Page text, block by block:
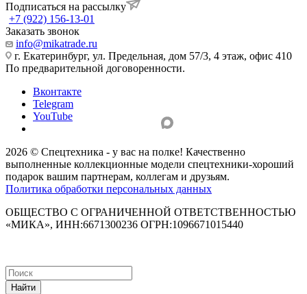
Подписаться на рассылку
+7 (922) 156-13-01
Заказать звонок
info@mikatrade.ru
г. Екатеринбург, ул. Предельная, дом 57/3, 4 этаж, офис 410
По предварительной договоренности.
Вконтакте
Telegram
YouTube
2026 © Спецтехника - у вас на полке! Качественно
выполненные коллекционные модели спецтехники-хороший
подарок вашим партнерам, коллегам и друзьям.
Политика обработки персональных данных
ОБЩЕСТВО С ОГРАНИЧЕННОЙ ОТВЕТСТВЕННОСТЬЮ
«МИКА», ИНН:6671300236 ОГРН:1096671015440
Найти